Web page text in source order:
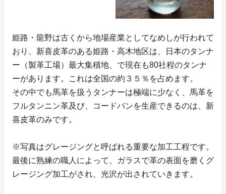
姫路・龍野は古くから地場産業としてなめしが行われて
おり、新喜皮革のある姫路・高木地区は、日本のタンナ
ー（製革工場）最大集積地、で現在も80社程のタンナ
ーがあります。これは全国の約３５％を占めます。
その中でも馬革を扱うタンナーは極端に少なく、馬革を
フルタンニン革及び、コードバンを生産できるのは、新
喜皮革のみです。
※写真はグレージングと呼ばれる重要な加工工程です。
最後に熟練の職人によって、ガラスで革の表面を磨くグ
レージング加工がされ、光沢が出されていきます。